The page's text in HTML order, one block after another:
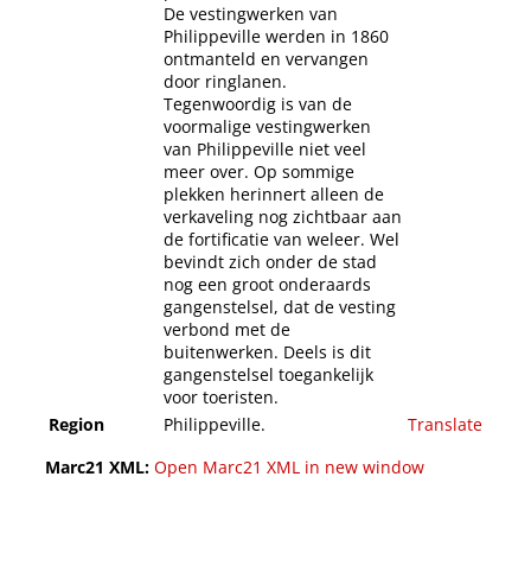
De vestingwerken van
Philippeville werden in 1860
ontmanteld en vervangen
door ringlanen.
Tegenwoordig is van de
voormalige vestingwerken
van Philippeville niet veel
meer over. Op sommige
plekken herinnert alleen de
verkaveling nog zichtbaar aan
de fortificatie van weleer. Wel
bevindt zich onder de stad
nog een groot onderaards
gangenstelsel, dat de vesting
verbond met de
buitenwerken. Deels is dit
gangenstelsel toegankelijk
voor toeristen.
Region Philippeville.
Translate
Marc21 XML: Open Marc21 XML in new window